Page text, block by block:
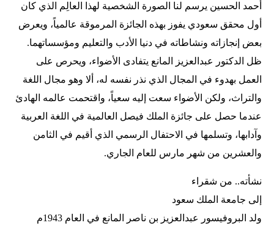
أحمد الحسين يرسم لنا الصورة الشخصية لهذا العالِم الذي كان
أول محقق سعودي يفوز بهذه الجائزة المرموقة عالمياً، ويعرض
بعض إنجازاته ونشاطاته في دنيا الأدب والتعليم ومؤسساتهما.
ظل الدكتور عبدالعزيز المانع يتفادى الأضواء، ويحرص على
العمل بهدوء في المجال الذي نذر نفسه له، ألا وهو مجال اللغة
والتراث، ولكن الأضواء سعت إليه سعياً، واقتحمت عالمه الهادئ
عندما حصل على جائزة الملك فيصل العالمية في اللغة العربية
وآدابها، وتسلمها في الاحتفال الرسمي الذي أقيم في الثامن
والعشرين من شهر مارس للعام الجاري.
نشأته.. من شقراء
إلى جامعة الملك سعود
ولد البروفيسور عبدالعزيز بن ناصر المانع في العام 1943م